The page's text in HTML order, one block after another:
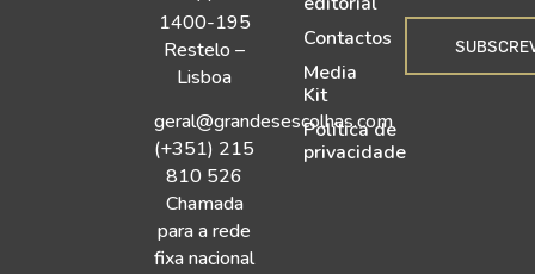
1400-195
Restelo –
Lisboa
geral@grandesescolhas.com
(+351) 215
810 526
Chamada
para a rede
fixa nacional
Contactos
Media
Kit
Política de
privacidade